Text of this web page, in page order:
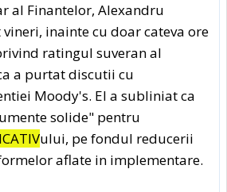
al Finantelor, Alexandru
inainte cu doar cateva ore
ratingul suveran al
a purtat discutii cu
Moody's. El a subliniat ca
solide" pentru
ului, pe fondul reducerii
aflate in implementare.